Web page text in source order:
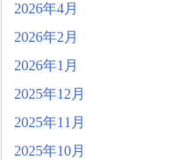
2026年4月
2026年2月
2026年1月
2025年12月
2025年11月
2025年10月